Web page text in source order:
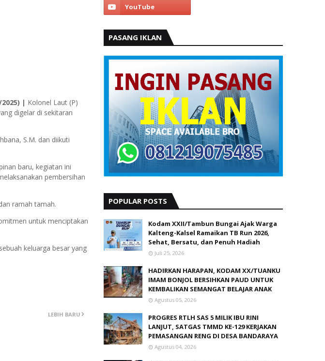
| Kolonel Laut (P)
digelar di sekitaran
S.M. dan diikuti
baru, kegiatan ini
pembersihan
ramah tamah.
untuk menciptakan
keluarga besar yang
LEBIH BARU
PASANG IKLAN
POPULAR POSTS
Kodam XXII/Tambun Bungai Ajak Warga
Kalteng-Kalsel Ramaikan TB Run 2026,
Sehat, Bersatu, dan Penuh Hadiah
Juli 25, 2026
HADIRKAN HARAPAN, KODAM XX/TUANKU
IMAM BONJOL BERSIHKAN PAUD UNTUK
KEMBALIKAN SEMANGAT BELAJAR ANAK
Agustus 05, 2026
PROGRES RTLH SAS 5 MILIK IBU RINI
LANJUT, SATGAS TMMD KE-129 KERJAKAN
PEMASANGAN RENG DI DESA BANDARAYA
Agustus 04, 2026